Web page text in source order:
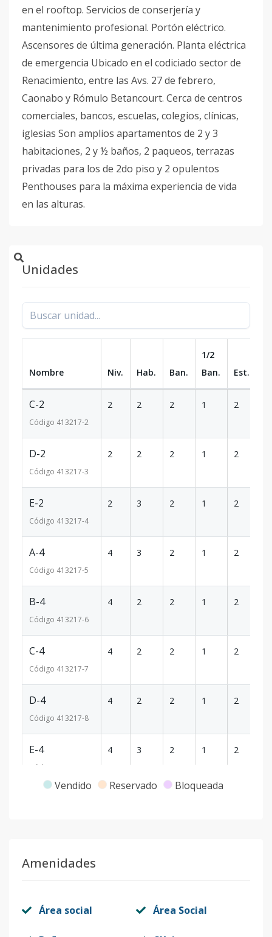
en el rooftop. Servicios de conserjería y
mantenimiento profesional. Portón eléctrico.
Ascensores de última generación. Planta eléctrica
de emergencia Ubicado en el codiciado sector de
Renacimiento, entre las Avs. 27 de febrero,
Caonabo y Rómulo Betancourt. Cerca de centros
comerciales, bancos, escuelas, colegios, clínicas,
iglesias Son amplios apartamentos de 2 y 3
habitaciones, 2 y ½ baños, 2 paqueos, terrazas
privadas para los de 2do piso y 2 opulentos
Penthouses para la máxima experiencia de vida
en las alturas.
Unidades
Nombre Niv. Hab. Ban.
1/2
Ban.
Est.
C-2
Código 413217-2
2 2 2 1 2
D-2
Código 413217-3
2 2 2 1 2
E-2
Código 413217-4
2 3 2 1 2
A-4
Código 413217-5
4 3 2 1 2
B-4
Código 413217-6
4 2 2 1 2
C-4
Código 413217-7
4 2 2 1 2
D-4
Código 413217-8
4 2 2 1 2
E-4
Código
4 3 2 1 2
Código 413217-11
Código413217-12
Vendido Reservado Bloqueada
Amenidades
Área social Área Social